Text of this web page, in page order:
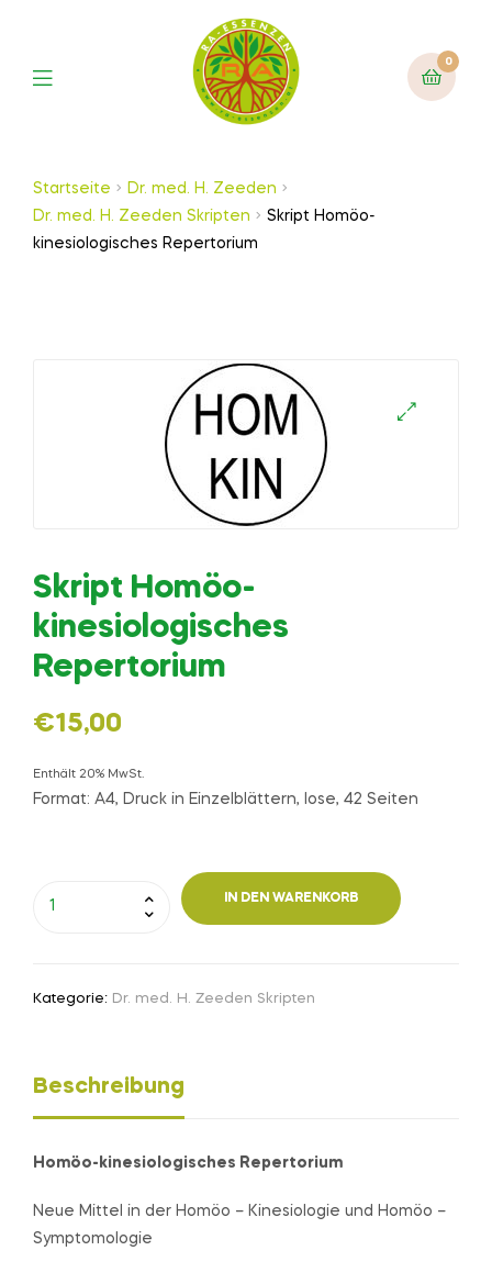
0
Startseite
Dr. med. H. Zeeden
Dr. med. H. Zeeden Skripten
Skript Homöo-
kinesiologisches Repertorium
Skript Homöo-
kinesiologisches
Repertorium
€15,00
Enthält 20% MwSt.
Format: A4, Druck in Einzelblättern, lose, 42 Seiten
IN DEN WARENKORB
Kategorie: Dr. med. H. Zeeden Skripten
Beschreibung
Homöo-kinesiologisches Repertorium
Neue Mittel in der Homöo – Kinesiologie und Homöo –
Symptomologie